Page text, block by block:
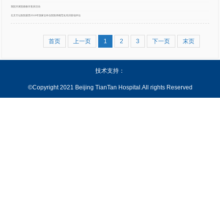
我院开展院级教学查房活动
北京天坛医院接受2019年国家全科住院医师规范化培训基地评估
首页 上一页 1 2 3 下一页 末页
技术支持：
©Copyright 2021 Beijing TianTan Hospital.All rights Reserved